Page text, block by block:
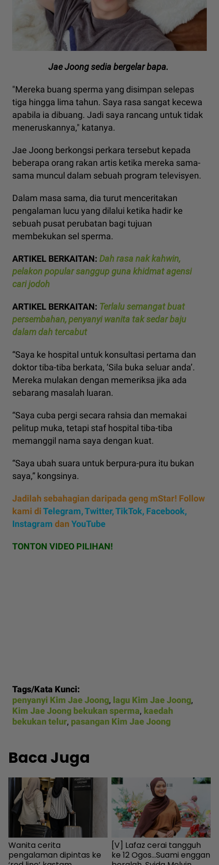
Jae Joong sedia bergelar bapa.
"Mereka buang sperma yang disimpan selepas
tiga hingga lima tahun. Saya rasa sangat kecewa
apabila ia dibuang. Jadi saya rancang untuk tidak
meneruskannya," katanya.
Jae Joong berkongsi perkara tersebut kepada
beberapa orang rakan artis ketika mereka sama-
sama muncul dalam sebuah program televisyen.
Dalam masa sama, dia turut menceritakan
pengalaman lucu yang dilalui ketika hadir ke
sebuah pusat perubatan bagi tujuan
membekukan sel sperma.
ARTIKEL BERKAITAN: Dah rasa nak kahwin,
pelakon popular sanggup guna khidmat agensi
cari jodoh
ARTIKEL BERKAITAN: Terlalu semangat buat
persembahan, penyanyi wanita tak sedar baju
dalam dah tercabut
“Saya ke hospital untuk konsultasi pertama dan
doktor tiba-tiba berkata, ‘Sila buka seluar anda’.
Mereka mulakan dengan memeriksa jika ada
sebarang masalah luaran.
“Saya cuba pergi secara rahsia dan memakai
pelitup muka, tetapi staf hospital tiba-tiba
memanggil nama saya dengan kuat.
“Saya ubah suara untuk berpura-pura itu bukan
saya,” kongsinya.
Jadilah sebahagian daripada geng mStar! Follow
kami diTelegram,Twitter,TikTok, Facebook,
Instagram dan YouTube
TONTON VIDEO PILIHAN!
Tags/Kata Kunci:
penyanyi Kim Jae Joong, lagu Kim Jae Joong,
Kim Jae Joong bekukan sperma, kaedah
bekukan telur, pasangan Kim Jae Joong
Baca Juga
Wanita cerita
pengalaman dipintas ke
[V] Lafaz cerai tangguh
ke 12 Ogos...Suami enggan